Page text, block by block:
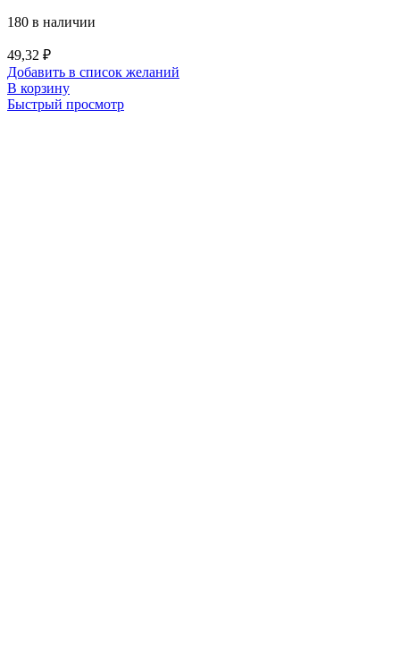
180 в наличии
49,32 ₽
Добавить в список желаний
В корзину
Быстрый просмотр